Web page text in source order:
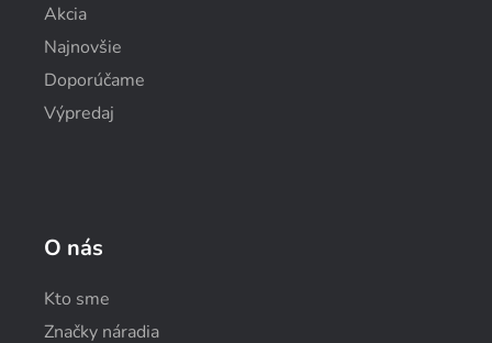
Akcia
Najnovšie
Doporúčame
Výpredaj
O nás
Kto sme
Značky náradia